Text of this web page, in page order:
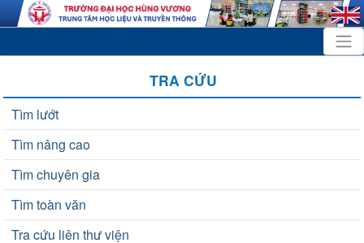
TRA CỨU
Tìm lướt
Tìm nâng cao
Tìm chuyên gia
Tìm toàn văn
Tra cứu liên thư viện